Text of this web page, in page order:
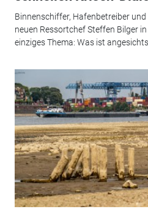
Binnenschiffer, Hafenbetreiber
neuen Ressortchef Steffen Bilger
einziges Thema: Was ist angesichts